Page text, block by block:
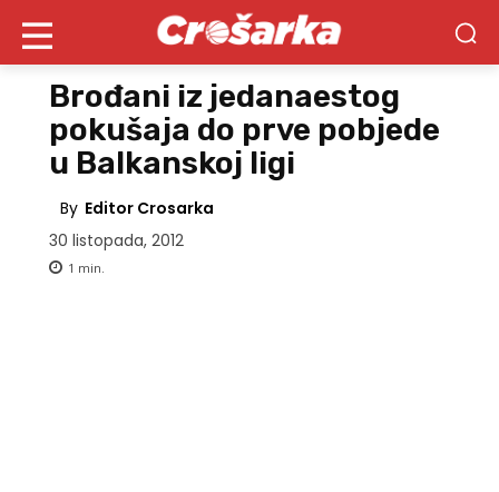
Brođani iz jedanaestog
pokušaja do prve pobjede
u Balkanskoj ligi
By Editor Crosarka
30 listopada, 2012
1 min.